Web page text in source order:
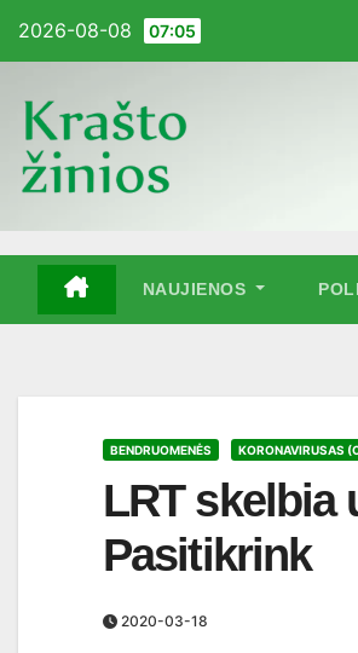
2026-08-08 07:05
NAUJIENOS
BENDRUOMENĖS KORONAVIRUSAS
LRT skelbia
Pasitikrink
2020-03-18